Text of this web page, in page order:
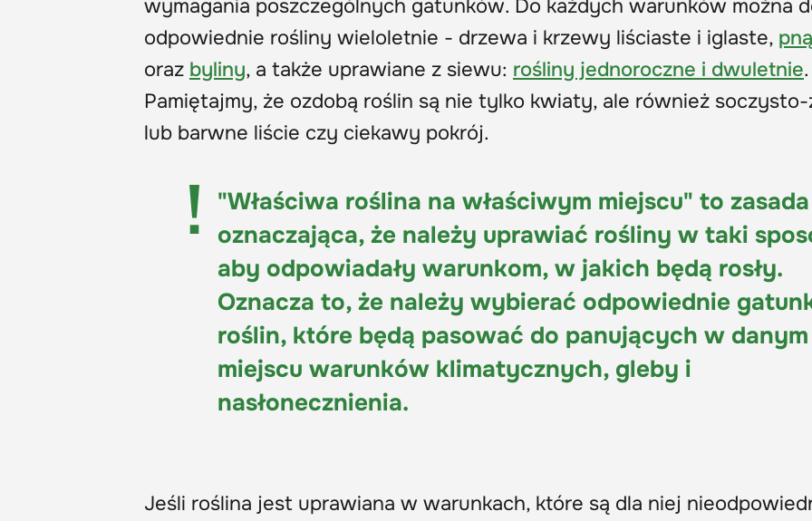
wymagania poszczególnych gatunków. Do każdych warunków można
odpowiednie rośliny wieloletnie - drzewa i krzewy liściaste i iglaste,
oraz byliny, a także uprawiane z siewu: rośliny jednoroczne i dwuletnie.
Pamiętajmy, że ozdobą roślin są nie tylko kwiaty, ale również
lub barwne liście czy ciekawy pokrój.
"Właściwa roślina na właściwym miejscu" to zasada
oznaczająca, że należy uprawiać rośliny w taki
aby odpowiadały warunkom, w jakich będą rosły.
Oznacza to, że należy wybierać odpowiednie
roślin, które będą pasować do panujących w danym
miejscu warunków klimatycznych, gleby i
nasłonecznienia.
Jeśli roślina jest uprawiana w warunkach, które są dla niej